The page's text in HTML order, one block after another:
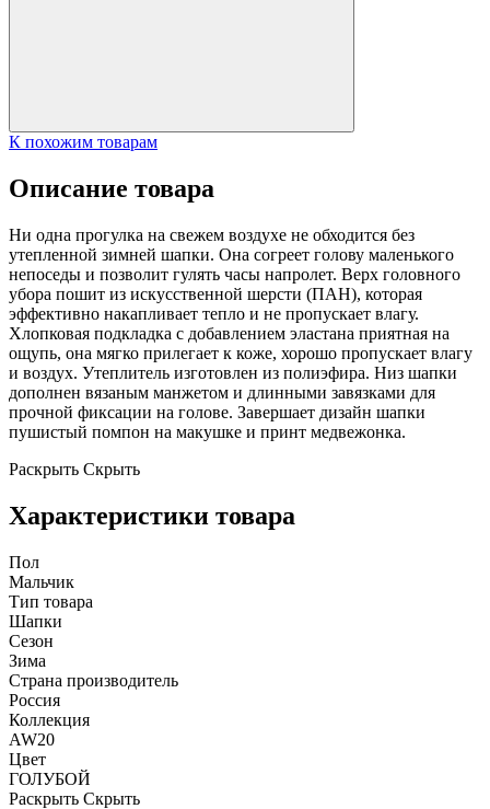
К похожим товарам
Описание товара
Ни одна прогулка на свежем воздухе не обходится без
утепленной зимней шапки. Она согреет голову маленького
непоседы и позволит гулять часы напролет. Верх головного
убора пошит из искусственной шерсти (ПАН), которая
эффективно накапливает тепло и не пропускает влагу.
Хлопковая подкладка с добавлением эластана приятная на
ощупь, она мягко прилегает к коже, хорошо пропускает влагу
и воздух. Утеплитель изготовлен из полиэфира. Низ шапки
дополнен вязаным манжетом и длинными завязками для
прочной фиксации на голове. Завершает дизайн шапки
пушистый помпон на макушке и принт медвежонка.
Раскрыть Скрыть
Характеристики товара
Пол
Мальчик
Тип товара
Шапки
Сезон
Зима
Страна производитель
Россия
Коллекция
AW20
Цвет
ГОЛУБОЙ
Раскрыть Скрыть